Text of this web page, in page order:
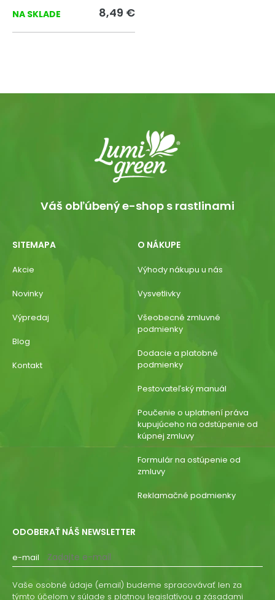
NA SKLADE 8,49 €
Váš obľúbený e-shop s rastlinami
SITEMAPA
Akcie
Novinky
Výpredaj
Blog
Kontakt
O NÁKUPE
Výhody nákupu u nás
Vysvetlivky
Všeobecné zmluvné
podmienky
Dodacie a platobné
podmienky
Pestovateľský manuál
Poučenie o uplatnení práva
kupujúceho na odstúpenie od
kúpnej zmluvy
Formulár na ostúpenie od
zmluvy
Reklamačné podmienky
ODOBERAŤ NÁŠ NEWSLETTER
e-mail
Vaše osobné údaje (email) budeme spracovávať len za
týmto účelom v súlade s platnou legislatívou a zásadami